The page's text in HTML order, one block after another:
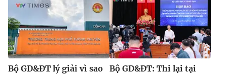
Bộ GD&ĐT lý giải vì sao
Bộ GD&ĐT: Thi lại tại